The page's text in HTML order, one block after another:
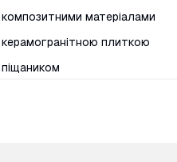
матеріалами
плиткою